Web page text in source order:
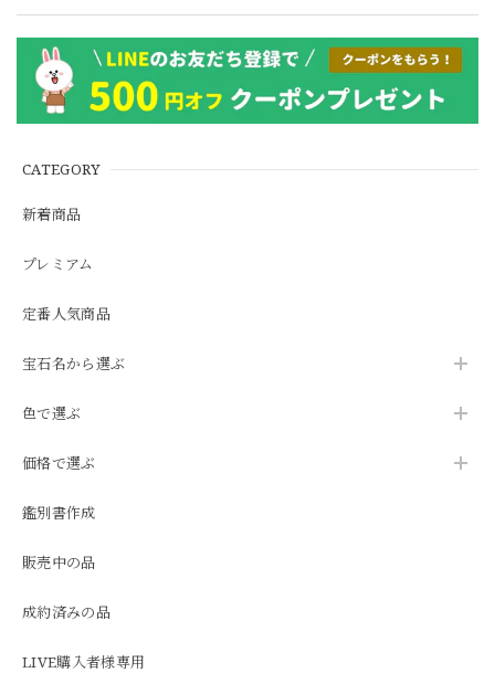
CATEGORY
新着商品
プレミアム
定番人気商品
宝石名から選ぶ
色で選ぶ
価格で選ぶ
鑑別書作成
販売中の品
成約済みの品
LIVE購入者様専用